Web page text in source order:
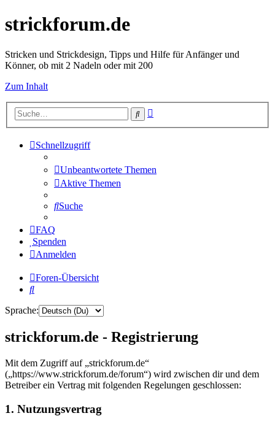
strickforum.de
Stricken und Strickdesign, Tipps und Hilfe für Anfänger und
Könner, ob mit 2 Nadeln oder mit 200
Zum Inhalt
Suche
Schnellzugriff
Unbeantwortete Themen
Aktive Themen
Suche
FAQ
Spenden
Anmelden
Foren-Übersicht
Suche
Sprache:
strickforum.de - Registrierung
Mit dem Zugriff auf „strickforum.de“
(„https://www.strickforum.de/forum“) wird zwischen dir und dem
Betreiber ein Vertrag mit folgenden Regelungen geschlossen:
1. Nutzungsvertrag